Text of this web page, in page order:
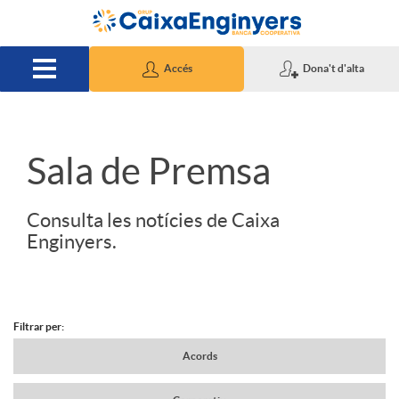
Salta al contingut principal
Accés Dona't d'alta
S
d
Sala de Premsa
Consulta les notícies de Caixa
Enginyers.
N
Filtrar per:
Acords